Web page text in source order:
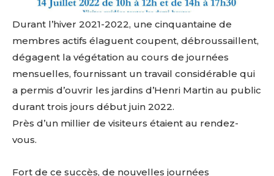
Durant l’hiver 2021-2022, une cinquantaine de
membres actifs élaguent coupent, débroussaillent,
dégagent la végétation au cours de journées
mensuelles, fournissant un travail considérable qui
a permis d’ouvrir les jardins d’Henri Martin au public
durant trois jours début juin 2022.
Près d’un millier de visiteurs étaient au rendez-
vous.
Fort de ce succès, de nouvelles journées